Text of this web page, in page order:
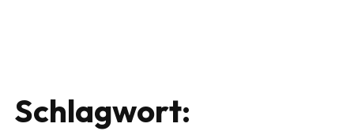
Schlagwort: